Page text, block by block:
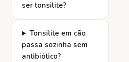
ser tonsilite?
Tonsilite em cão
passa sozinha sem
antibiótico?